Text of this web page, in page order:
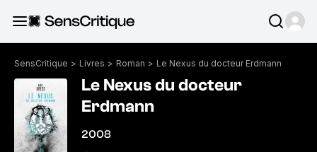
SensCritique > Livres > Roman > Le Nexus du docteur Erdmann
Le Nexus du docteur
Erdmann
2008